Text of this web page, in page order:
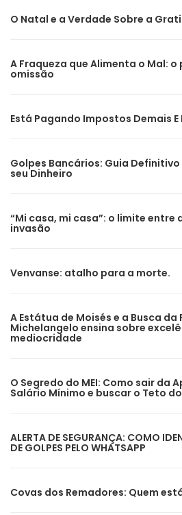
O Natal e a Verdade Sobre a
A Fraqueza que Alimenta o Mal:
omissão
Está Pagando Impostos Demais E
Golpes Bancários: Guia
seu Dinheiro
“Mi casa, mi casa”: o limite entre
invasão
Venvanse: atalho para a morte.
A Estátua de Moisés e a Busca da
Michelangelo ensina sobre
mediocridade
O Segredo do MEI: Como sair da
Salário Mínimo e buscar o Teto do
ALERTA DE SEGURANÇA: COMO
DE GOLPES PELO WHATSAPP
Covas dos Remadores: Quem